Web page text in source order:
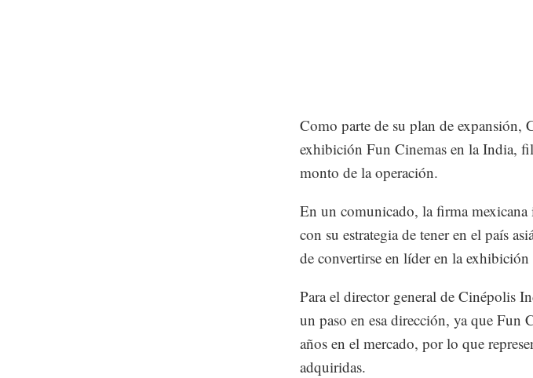
Como parte de su plan de expansión,
exhibición Fun Cinemas en la India,
monto de la operación.
En un comunicado, la firma
con su estrategia de tener en el país
de convertirse en líder en la
Para el director general de Cinépolis
un paso en esa dirección, ya que Fun
años en el mercado, por lo que
adquiridas.